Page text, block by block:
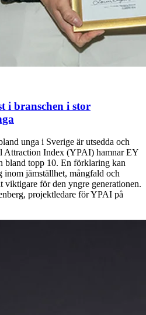
i branschen i stor
unga i Sverige är utsedda och
Attraction Index (YPAI) hamnar EY
bland topp 10. En förklaring kan
inom jämställhet, mångfald och
viktigare för den yngre generationen.
projektledare för YPAI på